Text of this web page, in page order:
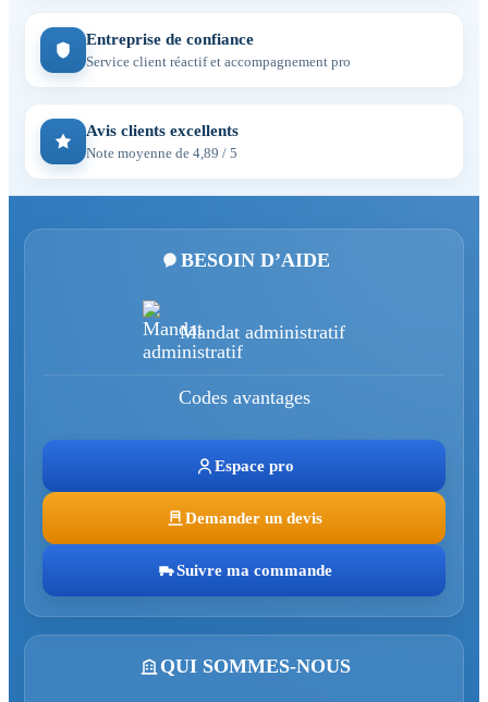
Entreprise de confiance
Service client réactif et accompagnement pro
Avis clients excellents
Note moyenne de 4,89 / 5
BESOIN D’AIDE
Mandat administratif
Codes avantages
Espace pro
Demander un devis
Suivre ma commande
QUI SOMMES-NOUS